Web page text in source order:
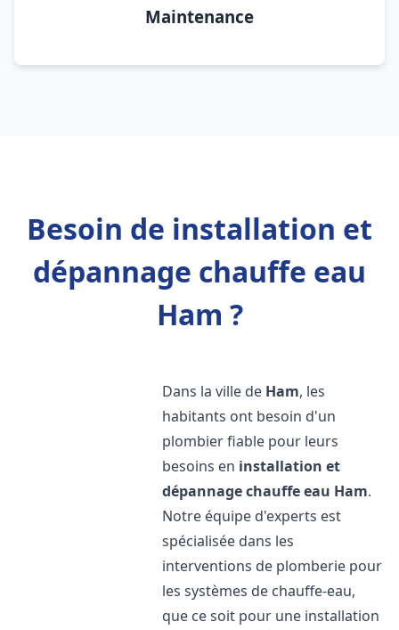
Maintenance
Besoin de installation et
dépannage chauffe eau
Ham ?
Dans la ville de Ham, les
habitants ont besoin d'un
plombier fiable pour leurs
besoins en installation et
dépannage chauffe eau Ham.
Notre équipe d'experts est
spécialisée dans les
interventions de plomberie pour
les systèmes de chauffe-eau,
que ce soit pour une installation